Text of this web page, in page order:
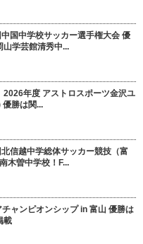
国中学校サッカー選手権大会 優
山学芸館清秀中...
2026年度 アストロスポーツ金沢ユ
優勝は関...
信越中学総体サッカー競技（富
木曽中学校！F...
ャンピオンシップ in 富山 優勝は
載